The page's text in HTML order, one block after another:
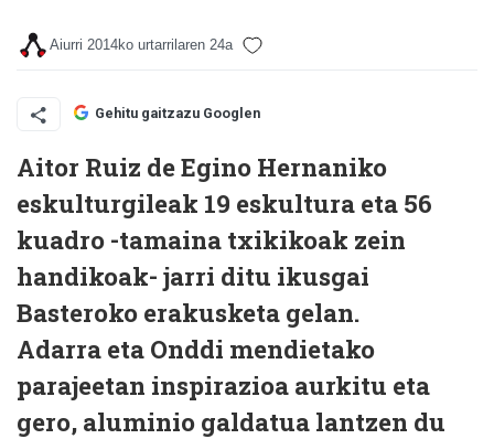
Aiurri 2014ko urtarrilaren 24a
Gehitu gaitzazu Googlen
Aitor Ruiz de Egino Hernaniko
eskulturgileak 19 eskultura eta 56
kuadro -tamaina txikikoak zein
handikoak- jarri ditu ikusgai
Basteroko erakusketa gelan.
Adarra eta Onddi mendietako
parajeetan inspirazioa aurkitu eta
gero, aluminio galdatua lantzen du